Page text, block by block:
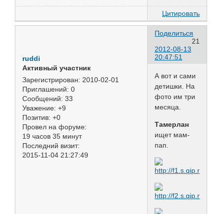
Цитировать
Поделиться
21
2012-08-13
20:47:51
ruddi
Активный участник
Зарегистрирован: 2010-02-01
Приглашений: 0
Сообщений: 33
Уважение: +9
Позитив: +0
Провел на форуме:
19 часов 35 минут
Последний визит:
2015-11-04 21:27:49
А вот и сами
детишки. На
фото им три
месяца.
Тамерлан
ищет мам-
пап.